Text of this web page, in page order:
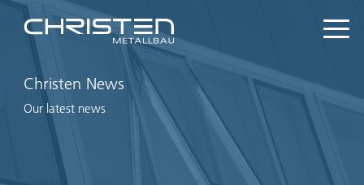
Christen News
Our latest news